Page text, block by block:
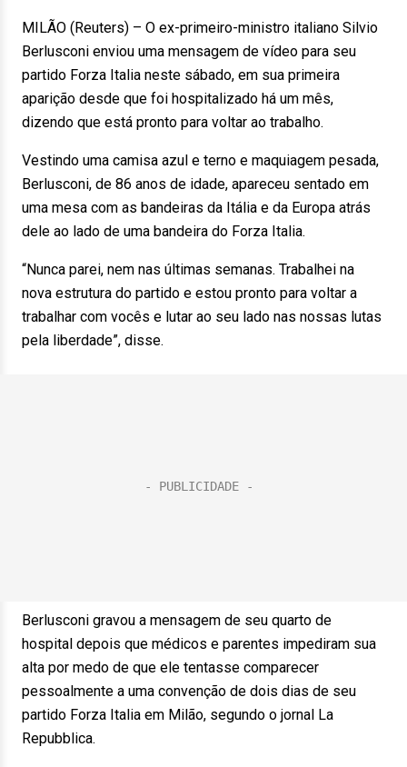
MILÃO (Reuters) – O ex-primeiro-ministro italiano Silvio
Berlusconi enviou uma mensagem de vídeo para seu
partido Forza Italia neste sábado, em sua primeira
aparição desde que foi hospitalizado há um mês,
dizendo que está pronto para voltar ao trabalho.
Vestindo uma camisa azul e terno e maquiagem pesada,
Berlusconi, de 86 anos de idade, apareceu sentado em
uma mesa com as bandeiras da Itália e da Europa atrás
dele ao lado de uma bandeira do Forza Italia.
“Nunca parei, nem nas últimas semanas. Trabalhei na
nova estrutura do partido e estou pronto para voltar a
trabalhar com vocês e lutar ao seu lado nas nossas lutas
pela liberdade”, disse.
Berlusconi gravou a mensagem de seu quarto de
hospital depois que médicos e parentes impediram sua
alta por medo de que ele tentasse comparecer
pessoalmente a uma convenção de dois dias de seu
partido Forza Italia em Milão, segundo o jornal La
Repubblica.